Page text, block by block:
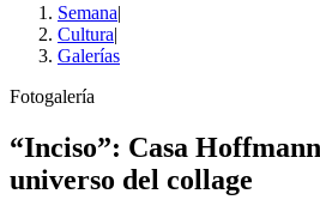
Semana|
Cultura|
Galerías
Fotogalería
“Inciso”: Casa
universo del collage